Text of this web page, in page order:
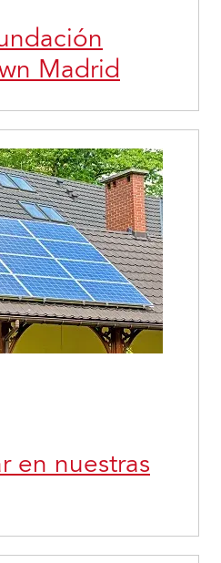
Madrid
en nuestras